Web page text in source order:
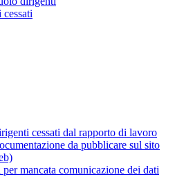
cessati dal rapporto di lavoro
da pubblicare sul sito
per mancata comunicazione dei dati